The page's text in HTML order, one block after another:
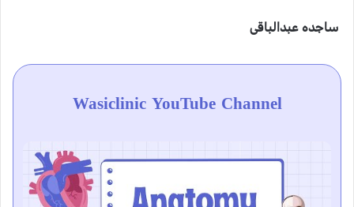
ساجده عبدالباقی
Wasiclinic YouTube Channel